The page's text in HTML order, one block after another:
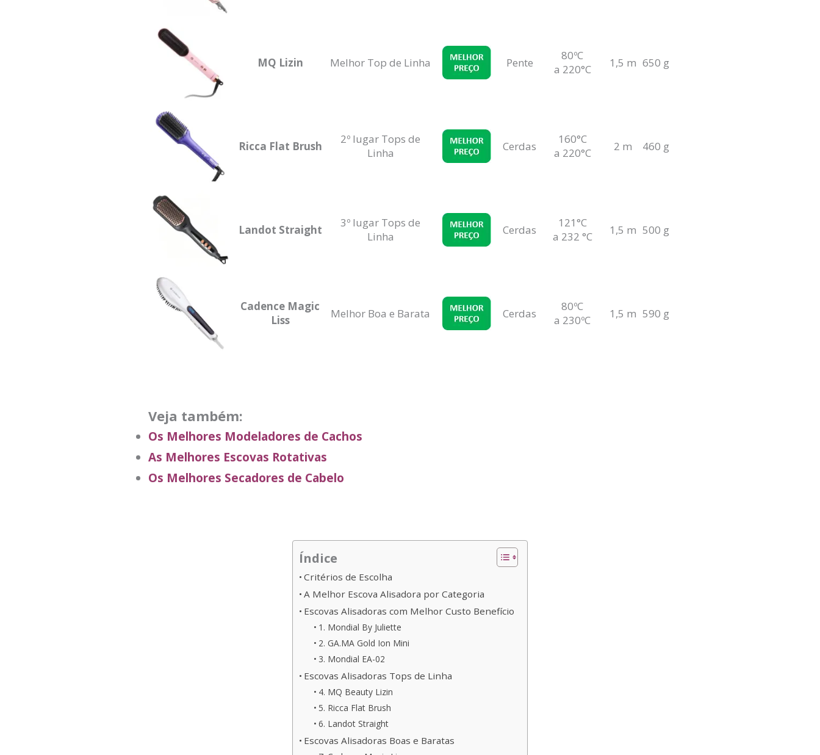
MQ Lizin Melhor Top de Linha Pente
80ºC
a 220°C
1,5 m 650 g
Ricca Flat Brush
2º lugar Tops de
Linha
Cerdas
160°C
a 220°C
2 m 460 g
Landot Straight
3º lugar Tops de
Linha
Cerdas
121°C
a 232 °C
1,5 m 500 g
Cadence Magic
Liss
Melhor Boa e Barata Cerdas
80ºC
a 230ºC
1,5 m 590 g
Veja também:
Os Melhores Modeladores de Cachos
As Melhores Escovas Rotativas
Os Melhores Secadores de Cabelo
Índice
Critérios de Escolha
A Melhor Escova Alisadora por Categoria
Escovas Alisadoras com Melhor Custo Benefício
1. Mondial By Juliette
2. GA.MA Gold Ion Mini
3. Mondial EA-02
Escovas Alisadoras Tops de Linha
4. MQ Beauty Lizin
5. Ricca Flat Brush
6. Landot Straight
Escovas Alisadoras Boas e Baratas